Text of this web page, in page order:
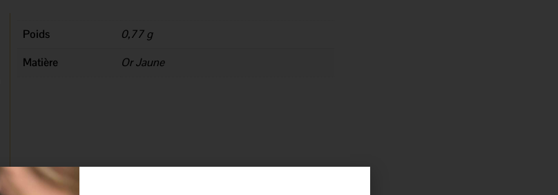
Poids
0,77 g
Matière
Or Jaune